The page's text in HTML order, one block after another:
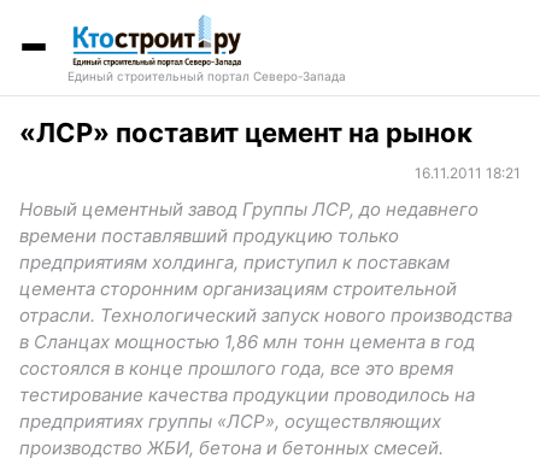
Единый строительный портал Северо-Запада
«ЛСР» поставит цемент на рынок
16.11.2011 18:21
Новый цементный завод Группы ЛСР, до недавнего
времени поставлявший продукцию только
предприятиям холдинга, приступил к поставкам
цемента сторонним организациям строительной
отрасли. Технологический запуск нового производства
в Сланцах мощностью 1,86 млн тонн цемента в год
состоялся в конце прошлого года, все это время
тестирование качества продукции проводилось на
предприятиях группы «ЛСР», осуществляющих
производство ЖБИ, бетона и бетонных смесей.